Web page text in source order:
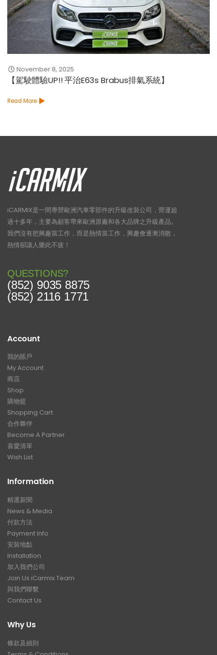
November 8, 2025
【駕駛體驗UP!! 平治E63s Brabus排氣系統】
Read More
iCARMIX是一間專營歐洲汽車零部件的升級改裝公司，營運超
過十多年，主要為顧客帶來歐洲原廠和各大品牌之升級產品。
我們沒有把興趣當工作，而是熱情當工作，興趣會逐漸消散，
熱情卻讓人樂此不疲！
QUESTIONS?
(852) 9035 8875
(852) 2116 1771
Account
我的賬戶
My Account
商店
Shop
購物籃
Shopping Cart
合作夥伴
Become A Partner
喜愛清單
Wish List
Information
精選新聞
News & Media
付款方法
Payment Info
安裝地點
Installation
加入我們公司
Join Us iCarmix Team
與我們聯繫
Contact Us
Why Us
條款及細則